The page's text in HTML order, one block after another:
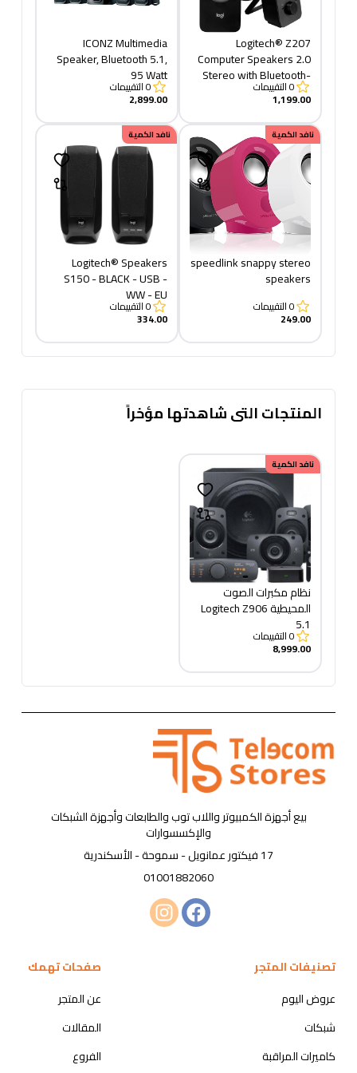
Logitech® Z207
Computer Speakers 2.0
Stereo with Bluetooth-
BLACK
0التقييمات
1,199.00
ICONZ Multimedia
Speaker, Bluetooth 5.1,
95 Watt
0التقييمات
2,899.00
نافد الكمية
speedlink snappy stereo
speakers
0التقييمات
249.00
نافد الكمية
Logitech® Speakers
S150 - BLACK - USB -
WW - EU
0التقييمات
334.00
المنتجات التى شاهدتها مؤخراً
نافد الكمية
نظام مكبرات الصوت
المحيطية Logitech Z906
5.1
0التقييمات
8,999.00
بيع أجهزة الكمبيوتر واللاب توب والطابعات وأجهزة الشبكات
والإكسسوارات
17 فيكتور عمانويل - سموحة - الأسكندرية
01001882060
تصنيفات المتجر
عروض اليوم
شبكات
كاميرات المراقبة
صفحات تهمك
عن المتجر
المقالات
الفروع